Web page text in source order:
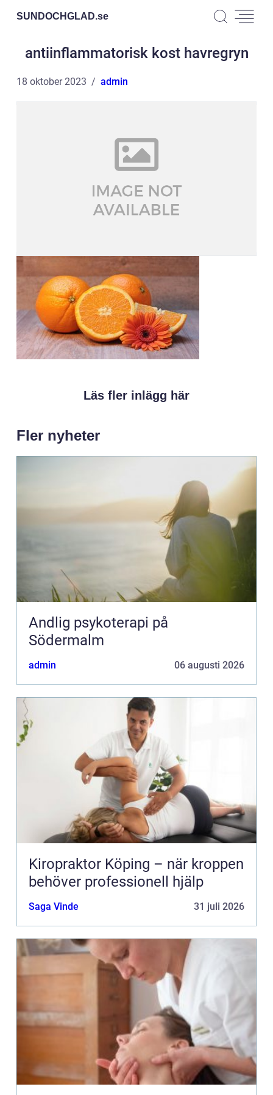
SUNDOCHGLAD.se
antiinflammatorisk kost havregryn
18 oktober 2023 admin
Läs fler inlägg här
Fler nyheter
Andlig psykoterapi på
Södermalm
admin 06 augusti 2026
Kiropraktor Köping – när kroppen
behöver professionell hjälp
Saga Vinde 31 juli 2026